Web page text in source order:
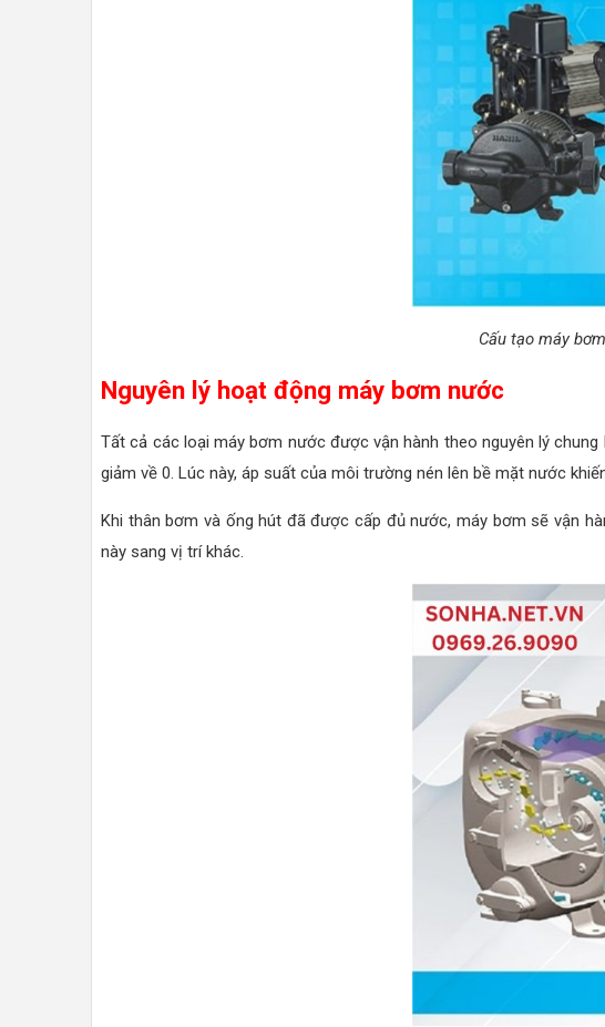
Cấu tạo máy
Nguyên lý hoạt động máy bơm nước
Tất cả các loại máy bơm nước được vận hành theo nguyên lý
giảm về 0. Lúc này, áp suất của môi trường nén lên bề mặt nước
Khi thân bơm và ống hút đã được cấp đủ nước, máy bơm sẽ vận
này sang vị trí khác.